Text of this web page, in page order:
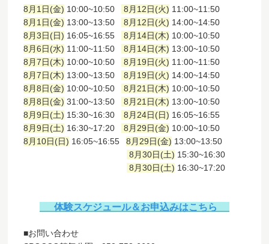
8月1日(金) 10:00~10:50 8月12日(火) 11:00~11:50
8月1日(金) 13:00~13:50 8月12日(火) 14:00~14:50
8月3日(日) 16:05~16:55 8月14日(木) 10:00~10:50
8月6日(水) 11:00~11:50 8月14日(木) 13:00~10:50
8月7日(木) 10:00~10:50 8月19日(火) 11:00~11:50
8月7日(木) 13:00~13:50 8月19日(火) 14:00~14:50
8月8日(金) 10:00~10:50 8月21日(木) 10:00~10:50
8月8日(金) 31:00~13:50 8月21日(木) 13:00~10:50
8月9日(土) 15:30~16:30 8月24日(日) 16:05~16:55
8月9日(土) 16:30~17:20 8月29日(金) 10:00~10:50
8月10日(日) 16:05~16:55 8月29日(金) 13:00~13:50
8月30日(土) 15:30~16:30
8月30日(土) 16:30~17:20
体験スケジュール＆お申込みはこちら
■お問い合わせ